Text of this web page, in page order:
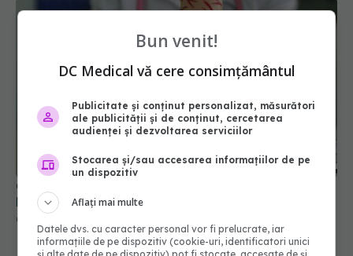
Ce trebuie să mănânci DUPĂ cancerul de colon?
Dieta simplă care reduce riscul de deces cu 87%
05 aug 2026, 08:08
Bun venit!
DC Medical vă cere consimțământul
Publicitate și conținut personalizat, măsurători
ale publicității și de conținut, cercetarea
audienței și dezvoltarea serviciilor
Stocarea și/sau accesarea informațiilor de pe
un dispozitiv
Aflați mai multe
Datele dvs. cu caracter personal vor fi prelucrate, iar
informațiile de pe dispozitiv (cookie-uri, identificatori unici